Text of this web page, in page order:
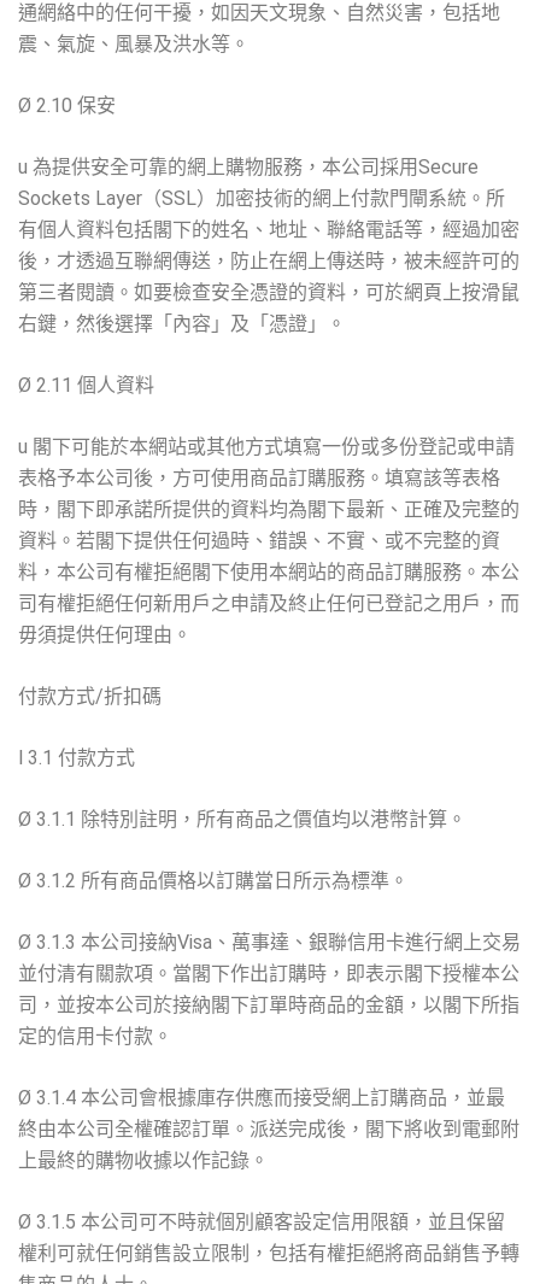
通網絡中的任何干擾，如因天文現象、自然災害，包括地
震、氣旋、風暴及洪水等。
Ø 2.10 保安
u 為提供安全可靠的網上購物服務，本公司採用Secure
Sockets Layer（SSL）加密技術的網上付款門閘系統。所
有個人資料包括閣下的姓名、地址、聯絡電話等，經過加密
後，才透過互聯網傳送，防止在網上傳送時，被未經許可的
第三者閱讀。如要檢查安全憑證的資料，可於網頁上按滑鼠
右鍵，然後選擇「內容」及「憑證」。
Ø 2.11 個人資料
u 閣下可能於本網站或其他方式填寫一份或多份登記或申請
表格予本公司後，方可使用商品訂購服務。填寫該等表格
時，閣下即承諾所提供的資料均為閣下最新、正確及完整的
資料。若閣下提供任何過時、錯誤、不實、或不完整的資
料，本公司有權拒絕閣下使用本網站的商品訂購服務。本公
司有權拒絕任何新用戶之申請及終止任何已登記之用戶，而
毋須提供任何理由。
付款方式/折扣碼
l 3.1 付款方式
Ø 3.1.1 除特別註明，所有商品之價值均以港幣計算。
Ø 3.1.2 所有商品價格以訂購當日所示為標準。
Ø 3.1.3 本公司接納Visa、萬事達、銀聯信用卡進行網上交易
並付清有關款項。當閣下作出訂購時，即表示閣下授權本公
司，並按本公司於接納閣下訂單時商品的金額，以閣下所指
定的信用卡付款。
Ø 3.1.4 本公司會根據庫存供應而接受網上訂購商品，並最
終由本公司全權確認訂單。派送完成後，閣下將收到電郵附
上最終的購物收據以作記錄。
Ø 3.1.5 本公司可不時就個別顧客設定信用限額，並且保留
權利可就任何銷售設立限制，包括有權拒絕將商品銷售予轉